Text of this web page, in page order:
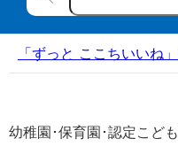
「ずっと ここちいいね
幼稚園･保育園･認定こど